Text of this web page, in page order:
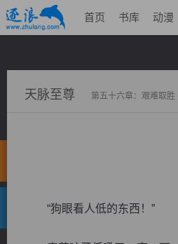
首页 书库 动漫
天脉至尊 第五十六章：艰难取胜
“狗眼看人低的东西！”